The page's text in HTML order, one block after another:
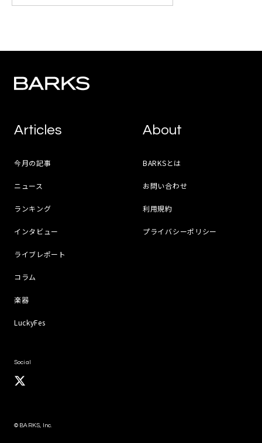
Articles
今月の記事
ニュース
ランキング
インタビュー
ライブレポート
コラム
楽器
LuckyFes
About
BARKSとは
お問い合わせ
利用規約
プライバシーポリシー
Social
© BARKS, Inc.